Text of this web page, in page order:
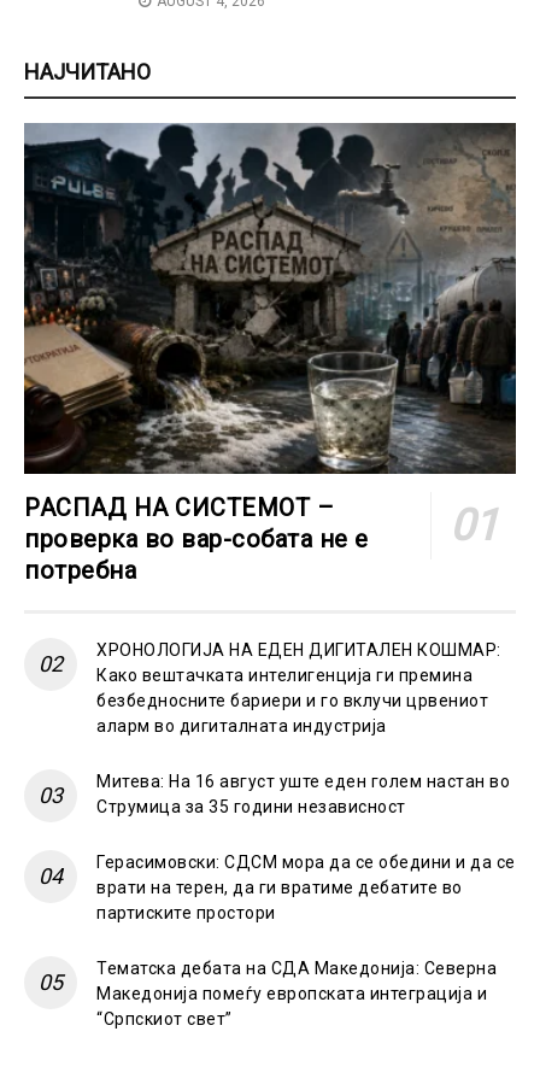
НАЈЧИТАНО
РАСПАД НА СИСТЕМОТ –
проверка во вар-собата не е
потребна
ХРОНОЛОГИЈА НА ЕДЕН ДИГИТАЛЕН КОШМАР:
Како вештачката интелигенција ги премина
безбедносните бариери и го вклучи црвениот
аларм во дигиталната индустрија
Митева: На 16 август уште еден голем настан во
Струмица за 35 години независност
Герасимовски: СДСМ мора да се обедини и да се
врати на терен, да ги вратиме дебатите во
партиските простори
Тематска дебата на СДА Македонија: Северна
Македонија помеѓу европската интеграција и
“Српскиот свет”